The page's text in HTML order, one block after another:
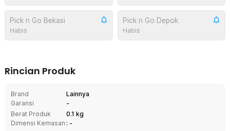
Pick n Go Bekasi
Habis
Pick n Go Depok
Habis
Rincian Produk
Brand
Lainnya
Garansi
-
Berat Produk
0.1 kg
Dimensi Kemasan : -